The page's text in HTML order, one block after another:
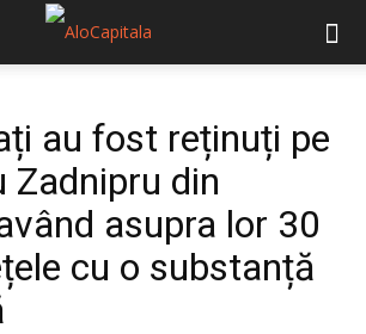
au fost reținuți pe
Zadnipru din
asupra lor 30
cu o substanță